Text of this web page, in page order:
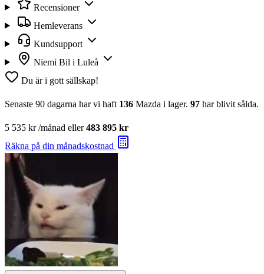
Recensioner
Hemleverans
Kundsupport
Niemi Bil i Luleå
Du är i gott sällskap!
Senaste 90 dagarna har vi haft 136 Mazda i lager. 97 har blivit sålda.
5 535 kr /månad eller483 895 kr
Räkna på din månadskostnad